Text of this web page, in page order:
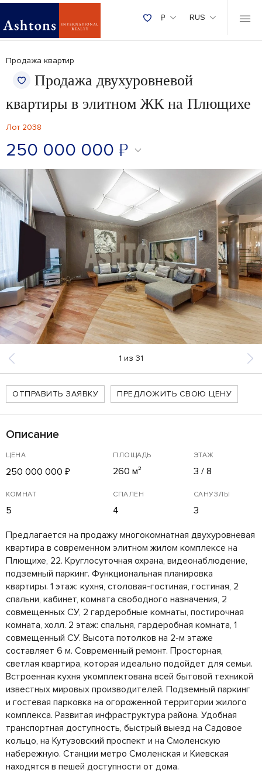
₽ RUS
Продажа квартир
Продажа двухуровневой
квартиры в элитном ЖК на Плющихе
Лот 2038
250 000 000 ₽
1 из 31
ОТПРАВИТЬ ЗАЯВКУ ПРЕДЛОЖИТЬ СВОЮ ЦЕНУ
Описание
ЦЕНА
250 000 000 ₽
ПЛОЩАДЬ
260 м²
ЭТАЖ
3 / 8
КОМНАТ
5
СПАЛЕН
4
САНУЗЛЫ
3
Предлагается на продажу многокомнатная двухуровневая
квартира в современном элитном жилом комплексе на
Плющихе, 22. Круглосуточная охрана, видеонаблюдение,
подземный паркинг. Функциональная планировка
квартиры. 1 этаж: кухня, столовая-гостиная, гостиная, 2
спальни, кабинет, комната свободного назначения, 2
совмещенных СУ, 2 гардеробные комнаты, постирочная
комната, холл. 2 этаж: спальня, гардеробная комната, 1
совмещенный СУ. Высота потолков на 2-м этаже
составляет 6 м. Современный ремонт. Просторная,
светлая квартира, которая идеально подойдет для семьи.
Встроенная кухня укомплектована всей бытовой техникой
известных мировых производителей. Подземный паркинг
и гостевая парковка на огороженной территории жилого
комплекса. Развитая инфраструктура района. Удобная
транспортная доступность, быстрый выезд на Садовое
кольцо, на Кутузовский проспект и на Смоленскую
набережную. Станции метро Смоленская и Киевская
находятся в пешей доступности от дома.